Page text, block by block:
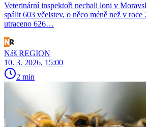
Veterinární inspektoři nechali loni v
spálit 603 včelstev, o něco méně než v
utraceno 626…
Náš REGION
10. 3. 2026, 15:00
2 min